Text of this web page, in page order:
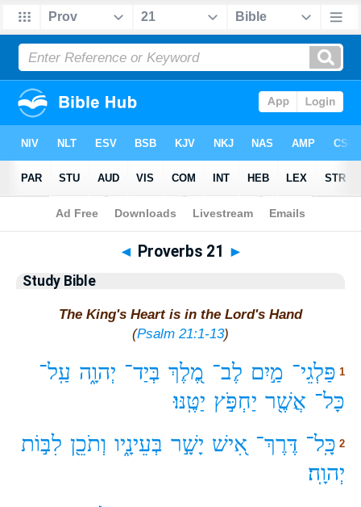
Bible > Study Bible > Proverbs 21
◄ Proverbs 21 ►
Study Bible
The King's Heart is in the Lord's Hand
(Psalm 21:1-13)
1 פַּלְגֵי־ מַ֣יִם לֶב־ מֶ֭לֶךְ בְּיַד־ יְהוָ֑ה עַֽל־
כָּל־ אֲשֶׁ֖ר יַחְפֹּ֣ץ יַטֶּֽנּוּ׃
2 כָּֽל־ דֶּרֶךְ־ אִ֭ישׁ יָשָׁ֣ר בְּעֵינָ֑יו וְתֹכֵ֖ן לִבּ֣וֹת
יְהוָֽה׃